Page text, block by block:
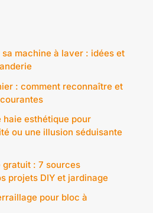
machine à laver : idées et
: comment reconnaître et
haie esthétique pour
ou une illusion séduisante
gratuit : 7 sources
projets DIY et jardinage
pour bloc à